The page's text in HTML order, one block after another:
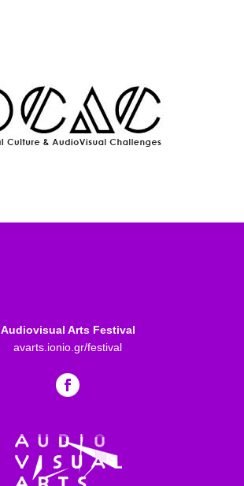
Audiovisual Arts Festival
avarts.ionio.gr/festival